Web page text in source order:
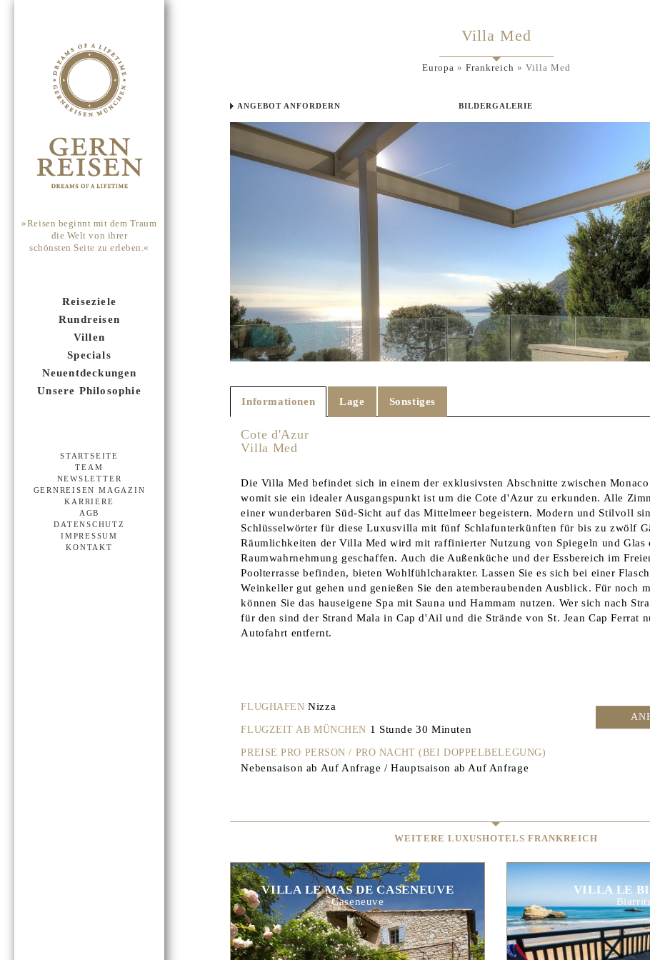
»Reisen beginnt mit dem Traum
die Welt von ihrer
schönsten Seite zu erleben.«
Reiseziele
Rundreisen
Villen
Specials
Neuentdeckungen
Unsere Philosophie
STARTSEITE
TEAM
NEWSLETTER
GERNREISEN MAGAZIN
KARRIERE
AGB
DATENSCHUTZ
IMPRESSUM
KONTAKT
Villa Med
Europa » Frankreich » Villa Med
ANGEBOT ANFORDERN BILDERGALERIE
Informationen Lage Sonstiges
Cote d'Azur
Villa Med
Die Villa Med befindet sich in einem der exklusivsten Abschnitte zwischen Monaco
womit sie ein idealer Ausgangspunkt ist um die Cote d'Azur zu erkunden. Alle
einer wunderbaren Süd-Sicht auf das Mittelmeer begeistern. Modern und Stilvoll
Schlüsselwörter für diese Luxusvilla mit fünf Schlafunterkünften für bis zu zwölf
Räumlichkeiten der Villa Med wird mit raffinierter Nutzung von Spiegeln und Glas
Raumwahrnehmung geschaffen. Auch die Außenküche und der Essbereich im
Poolterrasse befinden, bieten Wohlfühlcharakter. Lassen Sie es sich bei einer
Weinkeller gut gehen und genießen Sie den atemberaubenden Ausblick. Für noch
können Sie das hauseigene Spa mit Sauna und Hammam nutzen. Wer sich nach
für den sind der Strand Mala in Cap d'Ail und die Strände von St. Jean Cap Ferrat
Autofahrt entfernt.
FLUGHAFEN Nizza
FLUGZEIT AB MÜNCHEN 1 Stunde 30 Minuten
PREISE PRO PERSON / PRO NACHT (BEI DOPPELBELEGUNG)
Nebensaison ab Auf Anfrage / Hauptsaison ab Auf Anfrage
WEITERE LUXUSHOTELS FRANKREICH
VILLA LE MAS DE CASENEUVE
Caseneuve
VILLA LE